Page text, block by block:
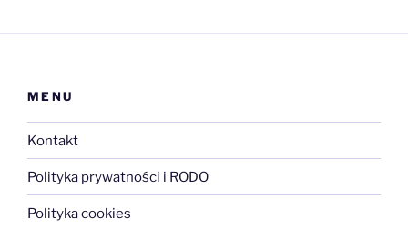
MENU
Kontakt
Polityka prywatności i RODO
Polityka cookies